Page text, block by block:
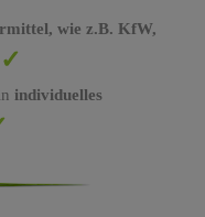
wie z.B. KfW,
individuelles